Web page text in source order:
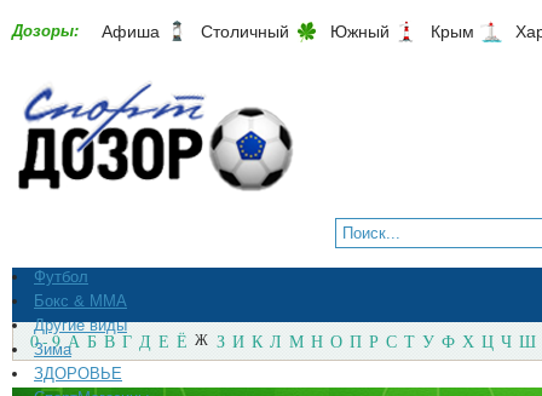
Дозоры: Афиша Столичный Южный Крым
Футбол
Бокс & ММА
Другие виды
Зима
ЗДОРОВЬЕ
0 - 9 А Б В Г Д Е Ё Ж З И К Л М Н О П Р С Т У Ф Х Ц Ч Ш